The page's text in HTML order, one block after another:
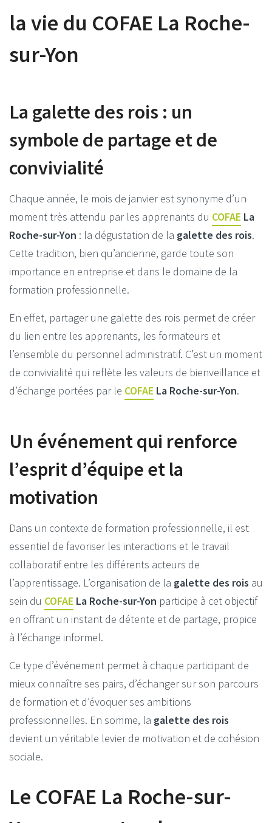
la vie du COFAE La Roche-
sur-Yon
La galette des rois : un
symbole de partage et de
convivialité
Chaque année, le mois de janvier est synonyme d’un
moment très attendu par les apprenants du COFAE La
Roche-sur-Yon : la dégustation de la galette des rois.
Cette tradition, bien qu’ancienne, garde toute son
importance en entreprise et dans le domaine de la
formation professionnelle.
En effet, partager une galette des rois permet de créer
du lien entre les apprenants, les formateurs et
l’ensemble du personnel administratif. C’est un moment
de convivialité qui reflète les valeurs de bienveillance et
d’échange portées par le COFAE La Roche-sur-Yon.
Un événement qui renforce
l’esprit d’équipe et la
motivation
Dans un contexte de formation professionnelle, il est
essentiel de favoriser les interactions et le travail
collaboratif entre les différents acteurs de
l’apprentissage. L’organisation de la galette des rois au
sein du COFAE La Roche-sur-Yon participe à cet objectif
en offrant un instant de détente et de partage, propice
à l’échange informel.
Ce type d’événement permet à chaque participant de
mieux connaître ses pairs, d’échanger sur son parcours
de formation et d’évoquer ses ambitions
professionnelles. En somme, la galette des rois
devient un véritable levier de motivation et de cohésion
sociale.
Le COFAE La Roche-sur-